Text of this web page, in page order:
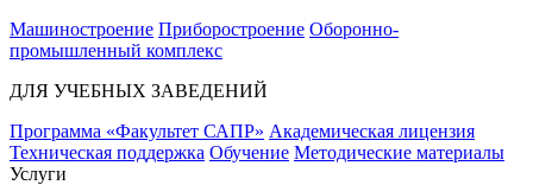
Машиностроение Приборостроение Оборонно-
промышленный комплекс
ДЛЯ УЧЕБНЫХ ЗАВЕДЕНИЙ
Программа «Факультет САПР» Академическая лицензия
Техническая поддержка Обучение Методические материалы
Услуги